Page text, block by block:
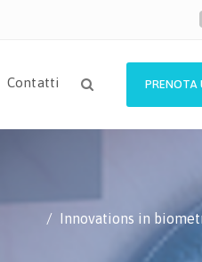
Contatti PRENOTA
Innovations in